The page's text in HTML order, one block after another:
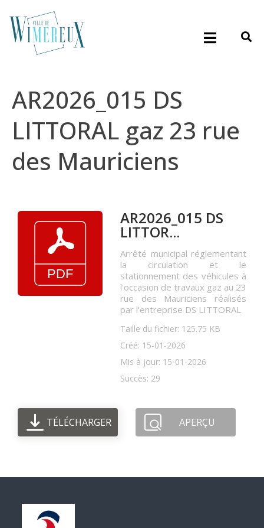
AR2026_015 DS
LITTORAL gaz 23 rue
des Mauriciens
AR2026_015 DS
LITTOR...
Arrêté municipal réglementant
la circulation et le
stationnement des véhicules à
l'occasion de travaux gaz au 23
rue des Mauriciens réalisés
par l'entreprise DS LITTORAL
Taille du fichier: 125.75 KB
Créé: 15-01-2026
Mis à jour: 15-01-2026
Succès: 29
TÉLÉCHARGER APERÇU